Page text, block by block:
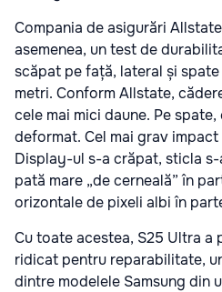
Compania de asigurări
asemenea, un test de
scăpat pe față, lateral și spate
metri. Conform Allstate,
cele mai mici daune. Pe
deformat. Cel mai grav
Display-ul s-a crăpat, sticla
pată mare „de cerneală” în
orizontale de pixeli albi în
Cu toate acestea, S25 Ultra a
ridicat pentru reparabilitate,
dintre modelele Samsung din